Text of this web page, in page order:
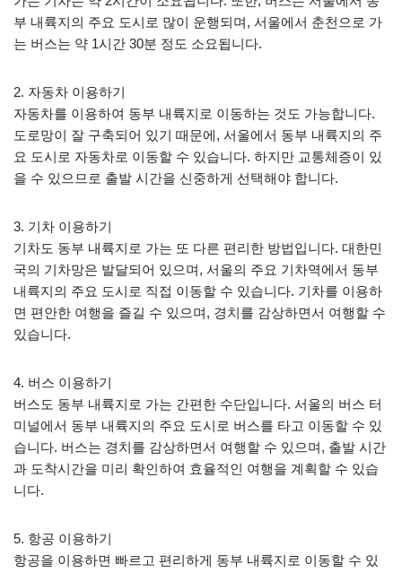
부 내륙지의 주요 도시로 많이 운행되며, 서울에서 춘천으로 가
는 버스는 약 1시간 30분 정도 소요됩니다.
2. 자동차 이용하기
자동차를 이용하여 동부 내륙지로 이동하는 것도 가능합니다.
도로망이 잘 구축되어 있기 때문에, 서울에서 동부 내륙지의 주
요 도시로 자동차로 이동할 수 있습니다. 하지만 교통체증이 있
을 수 있으므로 출발 시간을 신중하게 선택해야 합니다.
3. 기차 이용하기
기차도 동부 내륙지로 가는 또 다른 편리한 방법입니다. 대한민
국의 기차망은 발달되어 있으며, 서울의 주요 기차역에서 동부
내륙지의 주요 도시로 직접 이동할 수 있습니다. 기차를 이용하
면 편안한 여행을 즐길 수 있으며, 경치를 감상하면서 여행할 수
있습니다.
4. 버스 이용하기
버스도 동부 내륙지로 가는 간편한 수단입니다. 서울의 버스 터
미널에서 동부 내륙지의 주요 도시로 버스를 타고 이동할 수 있
습니다. 버스는 경치를 감상하면서 여행할 수 있으며, 출발 시간
과 도착시간을 미리 확인하여 효율적인 여행을 계획할 수 있습
니다.
5. 항공 이용하기
항공을 이용하면 빠르고 편리하게 동부 내륙지로 이동할 수 있